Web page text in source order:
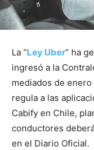
La “Ley Uber” ha
ingresó a la
mediados de
regula a las
Cabify en Chile,
conductores
en el Diario Oficial.